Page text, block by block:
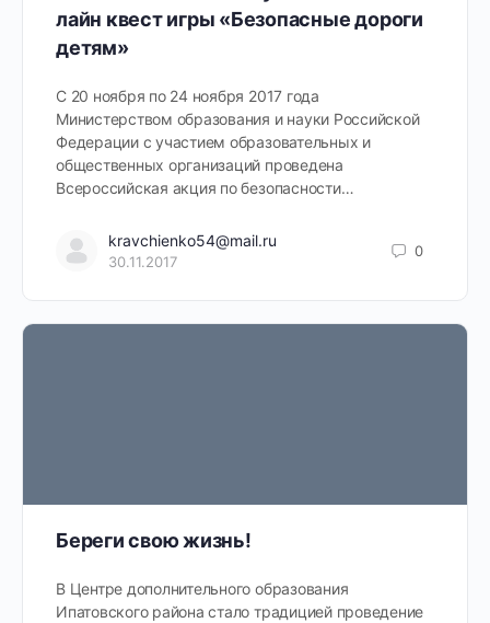
лайн квест игры «Безопасные дороги
детям»
С 20 ноября по 24 ноября 2017 года
Министерством образования и науки Российской
Федерации с участием образовательных и
общественных организаций проведена
Всероссийская акция по безопасности…
kravchienko54@mail.ru
30.11.2017
0
Береги свою жизнь!
В Центре дополнительного образования
Ипатовского района стало традицией проведение